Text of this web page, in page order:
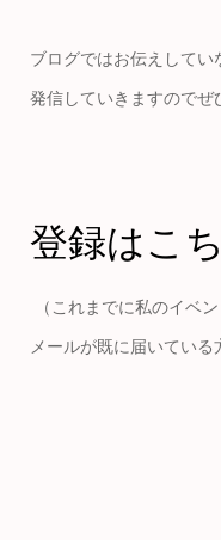
ブログではお伝えしてい
発信していきますのでぜ
登録はこ
（これまでに私のイベ
メールが既に届いてい